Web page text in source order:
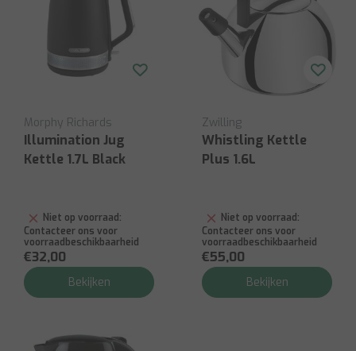
Morphy Richards
Illumination Jug
Kettle 1.7L Black
Niet op voorraad:
Contacteer ons voor
voorraadbeschikbaarheid
€32,00
Bekijken
Zwilling
Whistling Kettle
Plus 1.6L
Niet op voorraad:
Contacteer ons voor
voorraadbeschikbaarheid
€55,00
Bekijken